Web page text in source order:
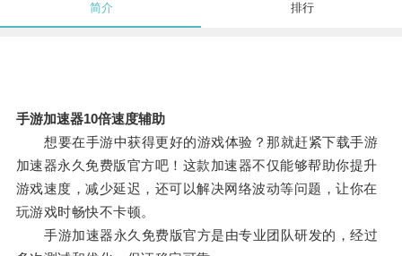
简介 排行
手游加速器10倍速度辅助
想要在手游中获得更好的游戏体验？那就赶紧下载手游
加速器永久免费版官方吧！这款加速器不仅能够帮助你提升
游戏速度，减少延迟，还可以解决网络波动等问题，让你在
玩游戏时畅快不卡顿。
手游加速器永久免费版官方是由专业团队研发的，经过